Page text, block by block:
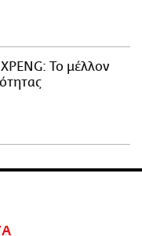
Το μέλλον